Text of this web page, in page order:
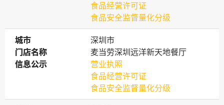
食品经营许可证
食品安全监督量化分级
城市
城市
深圳市
门店名称
门店名称
麦当劳深圳远洋新天地餐厅
信息公示
信息公示
营业执照
食品经营许可证
食品安全监督量化分级